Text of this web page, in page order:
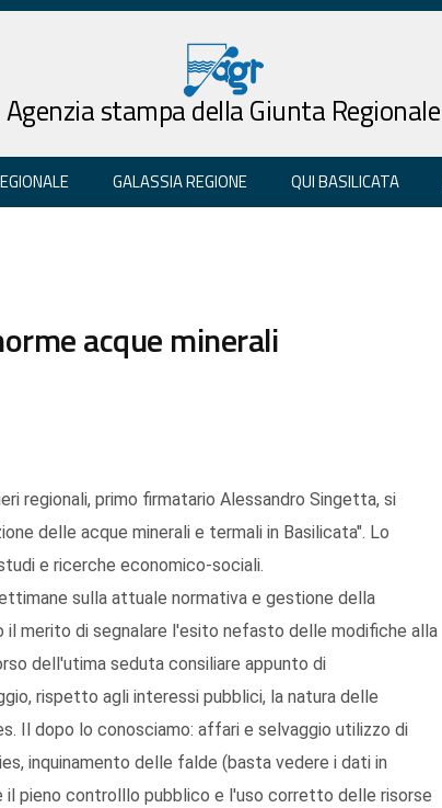
Agenzia stampa della Giunta Regionale
GALASSIA REGIONE QUI BASILICATA
acque minerali
regionali, primo firmatario Alessandro Singetta, si
delle acque minerali e termali in Basilicata". Lo
e ricerche economico-sociali.
sulla attuale normativa e gestione della
merito di segnalare l'esito nefasto delle modifiche alla
dell'utima seduta consiliare appunto di
rispetto agli interessi pubblici, la natura delle
Il dopo lo conosciamo: affari e selvaggio utilizzo di
inquinamento delle falde (basta vedere i dati in
il pieno controlllo pubblico e l'uso corretto delle risorse